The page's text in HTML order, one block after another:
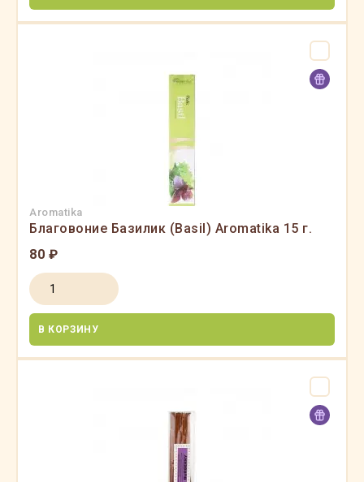
Aromatika
Благовоние Базилик (Basil) Aromatika 15 г.
80 ₽
В КОРЗИНУ